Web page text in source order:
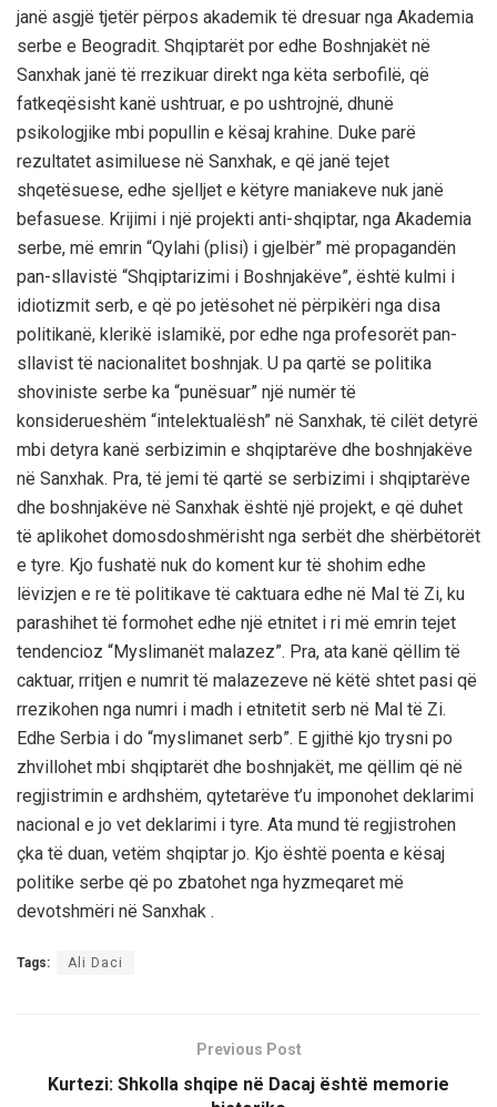
janë asgjë tjetër përpos akademik të dresuar nga Akademia
serbe e Beogradit. Shqiptarët por edhe Boshnjakët në
Sanxhak janë të rrezikuar direkt nga këta serbofilë, që
fatkeqësisht kanë ushtruar, e po ushtrojnë, dhunë
psikologjike mbi popullin e kësaj krahine. Duke parë
rezultatet asimiluese në Sanxhak, e që janë tejet
shqetësuese, edhe sjelljet e këtyre maniakeve nuk janë
befasuese. Krijimi i një projekti anti-shqiptar, nga Akademia
serbe, më emrin “Qylahi (plisi) i gjelbër” më propagandën
pan-sllavistë “Shqiptarizimi i Boshnjakëve”, është kulmi i
idiotizmit serb, e që po jetësohet në përpikëri nga disa
politikanë, klerikë islamikë, por edhe nga profesorët pan-
sllavist të nacionalitet boshnjak. U pa qartë se politika
shoviniste serbe ka “punësuar” një numër të
konsiderueshëm “intelektualësh” në Sanxhak, të cilët detyrë
mbi detyra kanë serbizimin e shqiptarëve dhe boshnjakëve
në Sanxhak. Pra, të jemi të qartë se serbizimi i shqiptarëve
dhe boshnjakëve në Sanxhak është një projekt, e që duhet
të aplikohet domosdoshmërisht nga serbët dhe shërbëtorët
e tyre. Kjo fushatë nuk do koment kur të shohim edhe
lëvizjen e re të politikave të caktuara edhe në Mal të Zi, ku
parashihet të formohet edhe një etnitet i ri më emrin tejet
tendencioz “Myslimanët malazez”. Pra, ata kanë qëllim të
caktuar, rritjen e numrit të malazezeve në këtë shtet pasi që
rrezikohen nga numri i madh i etnitetit serb në Mal të Zi.
Edhe Serbia i do “myslimanet serb”. E gjithë kjo trysni po
zhvillohet mbi shqiptarët dhe boshnjakët, me qëllim që në
regjistrimin e ardhshëm, qytetarëve t’u imponohet deklarimi
nacional e jo vet deklarimi i tyre. Ata mund të regjistrohen
çka të duan, vetëm shqiptar jo. Kjo është poenta e kësaj
politike serbe që po zbatohet nga hyzmeqaret më
devotshmëri në Sanxhak .
Tags: Ali Daci
Previous Post
Kurtezi: Shkolla shqipe në Dacaj është memorie